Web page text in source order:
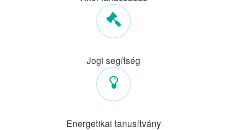
Jogi segítség
Energetikai tanusítvány